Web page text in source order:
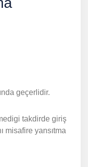
geçerlidir.
takdirde giriş
misafire yansıtma